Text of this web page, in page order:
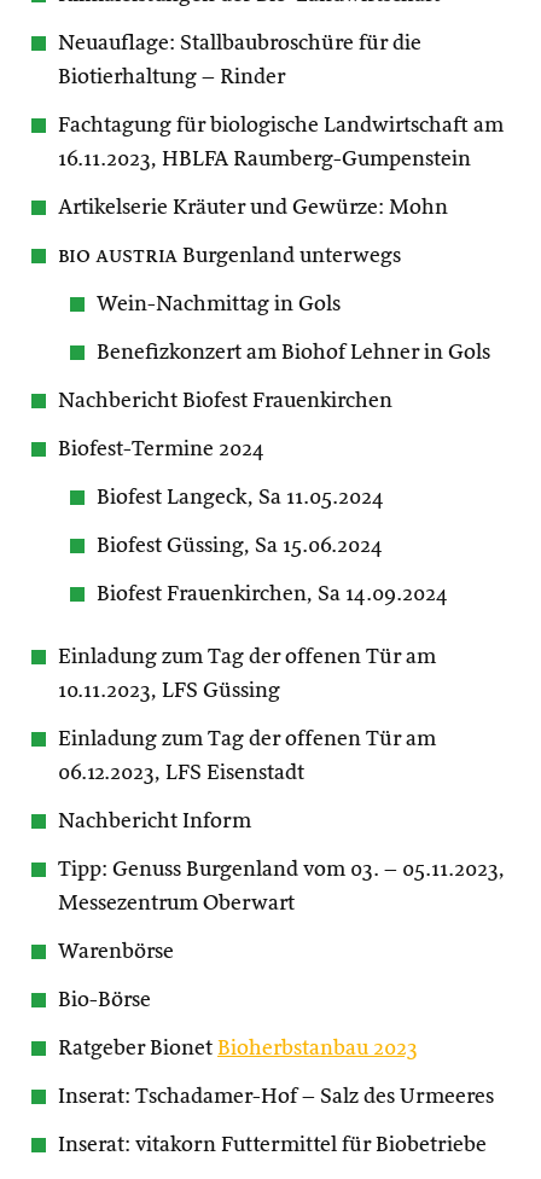
Neuauflage: Stallbaubroschüre für die
Biotierhaltung – Rinder
Fachtagung für biologische Landwirtschaft am
16.11.2023, HBLFA Raumberg-Gumpenstein
Artikelserie Kräuter und Gewürze: Mohn
bio austria Burgenland unterwegs
Wein-Nachmittag in Gols
Benefizkonzert am Biohof Lehner in Gols
Nachbericht Biofest Frauenkirchen
Biofest-Termine 2024
Biofest Langeck, Sa 11.05.2024
Biofest Güssing, Sa 15.06.2024
Biofest Frauenkirchen, Sa 14.09.2024
Einladung zum Tag der offenen Tür am
10.11.2023, LFS Güssing
Einladung zum Tag der offenen Tür am
06.12.2023, LFS Eisenstadt
Nachbericht Inform
Tipp: Genuss Burgenland vom 03. – 05.11.2023,
Messezentrum Oberwart
Warenbörse
Bio-Börse
Ratgeber Bionet Bioherbstanbau 2023
Inserat: Tschadamer-Hof – Salz des Urmeeres
Inserat: vitakorn Futtermittel für Biobetriebe